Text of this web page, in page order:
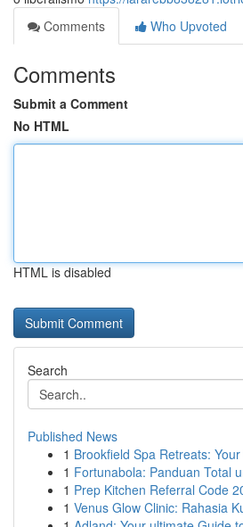
Comments
Who Upvoted
Comments
Submit a Comment
No HTML
HTML is disabled
Search
Published News
1 Brookfield Spa Retreats:
1 Fortunabola: Panduan Total
1 Prep Kitchen Referral Code
1 Venus Glow Clinic: Rahasia